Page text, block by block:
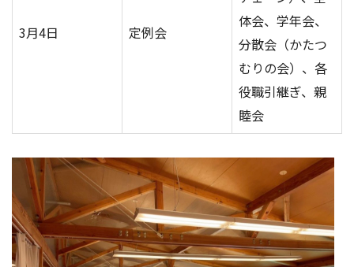
3月4日 定例会
体会、学年会、
分散会（かたつ
むりの会）、各
役職引継ぎ、親
睦会